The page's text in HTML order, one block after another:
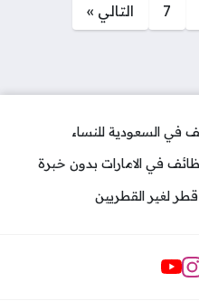
7 التالي »
في السعودية للنساء
في الامارات بدون خبرة
لغير القطريين
التواصل